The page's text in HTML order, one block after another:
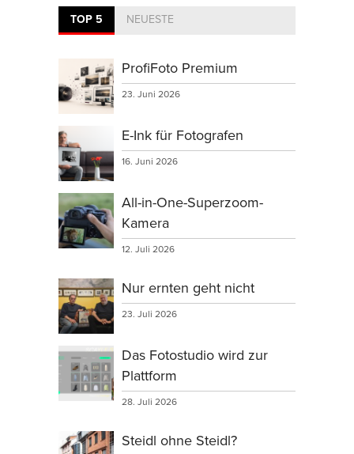
TOP 5 NEUESTE
ProfiFoto Premium
23. Juni 2026
E-Ink für Fotografen
16. Juni 2026
All-in-One-Superzoom-
Kamera
12. Juli 2026
Nur ernten geht nicht
23. Juli 2026
Das Fotostudio wird zur
Plattform
28. Juli 2026
Steidl ohne Steidl?